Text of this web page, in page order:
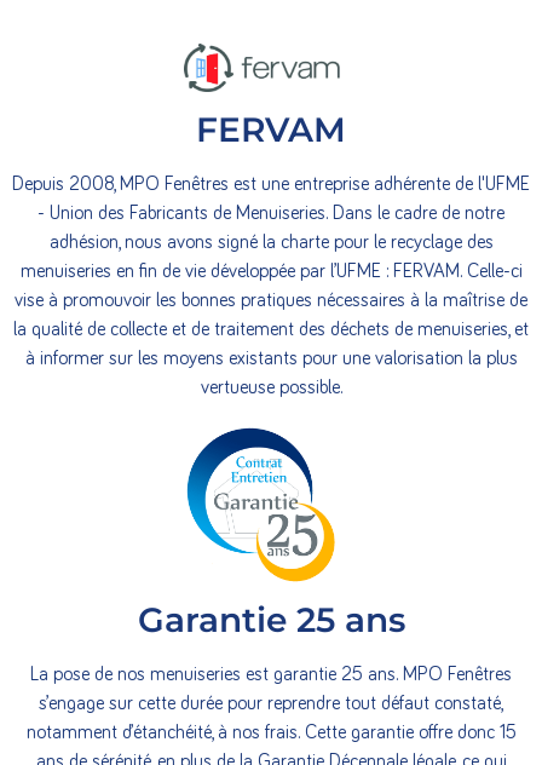
FERVAM
Depuis 2008, MPO Fenêtres est une entreprise adhérente de l'UFME
- Union des Fabricants de Menuiseries. Dans le cadre de notre
adhésion, nous avons signé la charte pour le recyclage des
menuiseries en fin de vie développée par l’UFME : FERVAM. Celle-ci
vise à promouvoir les bonnes pratiques nécessaires à la maîtrise de
la qualité de collecte et de traitement des déchets de menuiseries, et
à informer sur les moyens existants pour une valorisation la plus
vertueuse possible.
Garantie 25 ans
La pose de nos menuiseries est garantie 25 ans. MPO Fenêtres
s’engage sur cette durée pour reprendre tout défaut constaté,
notamment d’étanchéité, à nos frais. Cette garantie offre donc 15
ans de sérénité, en plus de la Garantie Décennale légale, ce qui